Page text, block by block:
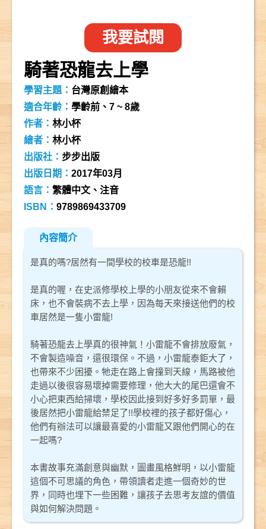
我要試閱
騎著恐龍去上學
學習主題： 台灣原創繪本
適合年齡：學齡前、7 ~ 8歲
作者：林小杯
繪者：林小杯
出版社： 步步出版
出版日期：2017年03月
語言：繁體中文、注音
ISBN：9789869433709
內容簡介
是真的嗎?居然有一間學校的校車是恐龍!!
是真的喔，在史派修學校上學的小朋友從來不會賴
床，也不會裝病不去上學，因為每天來接送他們的校
車居然是一隻小雷龍!
騎著恐龍去上學真的很神氣！小雷龍不會排放廢氣，
不會製造噪音，還很環保。不過，小雷龍泰鉅大了，
也帶來不少困擾。牠走在路上會撞到天線，馬路被他
走過以後很容易壞掉需要修理，他大大的尾巴還會不
小心把東西給掃壞，學校因此接到好多好多罰單，最
後居然把小雷龍給禁足了!!學校裡的孩子都好傷心，
他們有辦法可以讓最喜愛的小雷龍又跟他們開心的在
一起嗎?
本書故事充滿創意與幽默，圖畫風格鮮明，以小雷龍
這個不可思議的角色，帶領讀者走進一個奇妙的世
界，同時也埋下一些困難，讓孩子去思考友誼的價值
與如何解決問題。